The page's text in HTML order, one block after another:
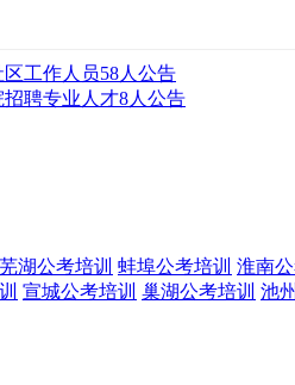
工作人员58人公告
聘专业人才8人公告
芜湖公考培训 蚌埠公考培训 淮南
宣城公考培训 巢湖公考培训 池